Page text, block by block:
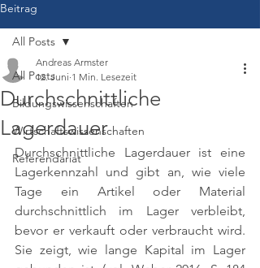
Beitrag
All Posts
Bildungswissenschaften
Wirtschaftswissenschaften
Referendariat
All Posts
Durchschnittliche
Lagerdauer
Andreas Armster
12. Juni 1 Min. Lesezeit
Durchschnittliche Lagerdauer ist eine
Lagerkennzahl und gibt an, wie viele
Tage ein Artikel oder Material
durchschnittlich im Lager verbleibt,
bevor er verkauft oder verbraucht wird.
Sie zeigt, wie lange Kapital im Lager